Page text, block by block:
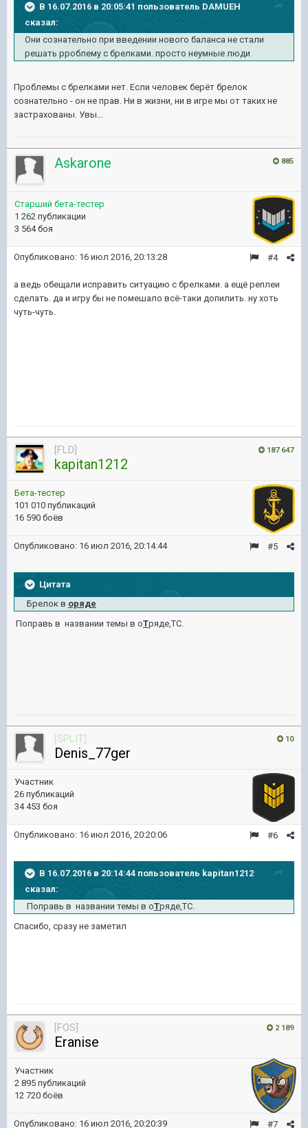
В 16.07.2016 в 20:05:41 пользователь DAMUEH
сказал:
Они сознательно при введении нового баланса не стали
решать рроблему с брелками. просто неумные люди
Проблемы с брелками нет. Если человек берёт брелок
сознательно - он не прав. Ни в жизни, ни в игре мы от таких не
застрахованы. Увы...
885
Askarone
Старший бета-тестер
1 262 публикации
3 564 боя
#4
Опубликовано: 16 июл 2016, 20:13:28
а ведь обещали исправить ситуацию с брелками. а ещё реплеи
сделать. да и игру бы не помешало всё-таки допилить. ну хоть
чуть-чуть.
187 647
[FLD]
kapitan1212
Бета-тестер
101 010 публикаций
16 590 боёв
#5
Опубликовано: 16 июл 2016, 20:14:44
Цитата
Брелок в оряде
Поправь в названии темы в оТряде,ТС.
10
[SPLIT]
Denis_77ger
Участник
26 публикаций
34 453 боя
#6
Опубликовано: 16 июл 2016, 20:20:06
В 16.07.2016 в 20:14:44 пользователь kapitan1212
сказал:
Поправь в названии темы в оТряде,ТС.
Спасибо, сразу не заметил
2 189
[FOS]
Eranise
Участник
2 895 публикаций
12 720 боёв
#7
Опубликовано: 16 июл 2016, 20:20:39